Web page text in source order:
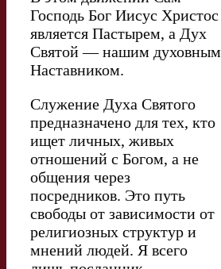
Господь Бог Иисус Христос
является Пастырем, а Дух
Святой — нашим духовным
Наставником.
Служение Духа Святого
предназначено для тех, кто
ищет личных, живых
отношений с Богом, а не
общения через
посредников. Это путь
свободы от зависимости от
религиозных структур и
мнений людей. Я всего